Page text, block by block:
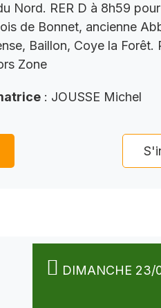
Nord. RER D à 8h59
de Bonnet, ancienne
Baillon, Coye la Forêt.
Zone
: JOUSSE Michel
DIMANCHE 23/